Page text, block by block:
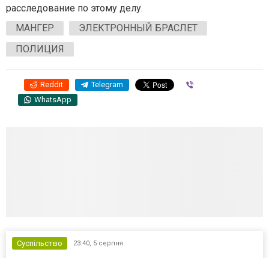
расследование по этому делу.
МАНГЕР
ЭЛЕКТРОННЫЙ БРАСЛЕТ
ПОЛИЦИЯ
Reddit Telegram
WhatsApp
Суспільство 23:40, 5 серпня